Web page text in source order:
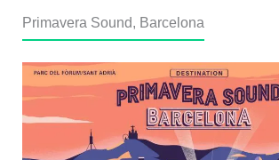
Primavera Sound, Barcelona